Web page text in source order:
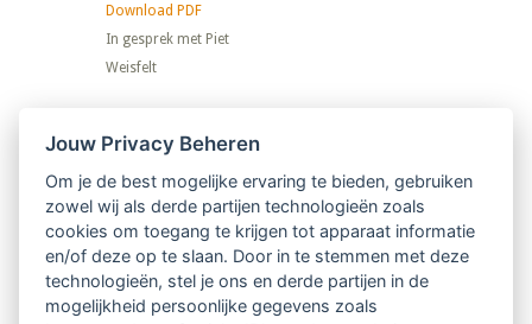
Download PDF
In gesprek met Piet
Weisfelt
Nieuwsbrief
Ontvang 10 x per jaar de LVSC-
relatienieuwsbrief met o.a.:
vrij toegankelijke TsvB-artikelen
Jouw Privacy Beheren
Om je de best mogelijke ervaring te bieden, gebruiken
zowel wij als derde partijen technologieën zoals
cookies om toegang te krijgen tot apparaat informatie
en/of deze op te slaan. Door in te stemmen met deze
technologieën, stel je ons en derde partijen in de
mogelijkheid persoonlijke gegevens zoals